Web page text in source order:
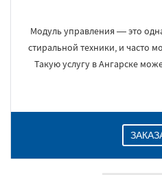
Модуль управления — это
стиральной техники, и часто
Такую услугу в Ангарске